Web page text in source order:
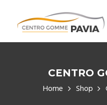
CENTRO
Home Shop